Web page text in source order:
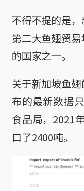
不得不提的是
第二大鱼翅贸
的国家之一。
关于新加坡鱼
布的最新数据
食品局，2021
口了2400吨。